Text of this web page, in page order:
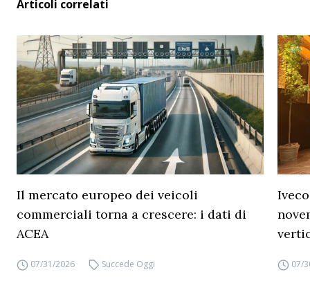
Articoli correlati
Il mercato europeo dei veicoli
commerciali torna a crescere: i dati di
ACEA
07/31/2026 Succede Oggi 07/